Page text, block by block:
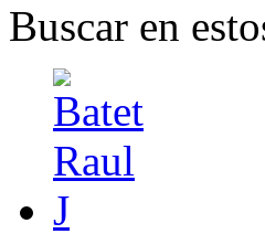
Buscar en